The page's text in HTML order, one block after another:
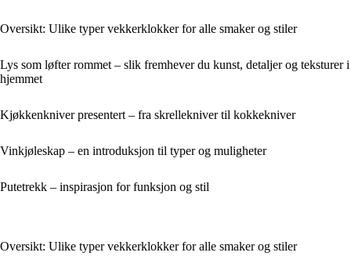
Oversikt: Ulike typer vekkerklokker for alle smaker og stiler
Lys som løfter rommet – slik fremhever du kunst, detaljer og teksturer i
hjemmet
Kjøkkenkniver presentert – fra skrellekniver til kokkekniver
Vinkjøleskap – en introduksjon til typer og muligheter
Putetrekk – inspirasjon for funksjon og stil
Oversikt: Ulike typer vekkerklokker for alle smaker og stiler